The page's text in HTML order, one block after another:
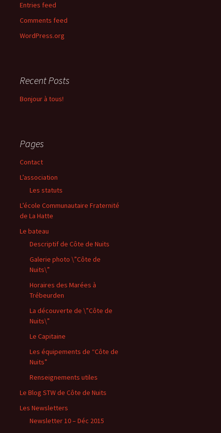
Entries feed
Comments feed
WordPress.org
Recent Posts
Bonjour à tous!
Pages
Contact
L’association
Les statuts
L’école Communautaire Fraternité
de La Hatte
Le bateau
Descriptif de Côte de Nuits
Galerie photo \”Côte de
Nuits\”
Horaires des Marées à
Trébeurden
La découverte de \”Côte de
Nuits\”
Le Capitaine
Les équipements de “Côte de
Nuits”
Renseignements utiles
Le Blog STW de Côte de Nuits
Les Newsletters
Newsletter 10 – Déc 2015